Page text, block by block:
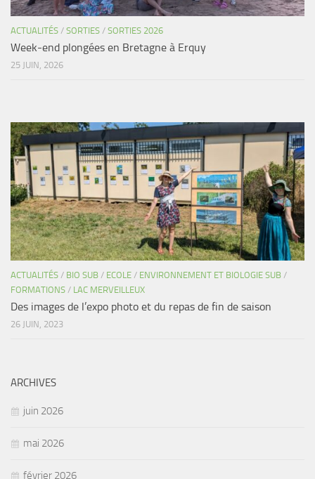
ACTUALITÉS / SORTIES / SORTIES 2026
Week-end plongées en Bretagne à Erquy
25 JUIN, 2026
ACTUALITÉS / BIO SUB / ECOLE / ENVIRONNEMENT ET BIOLOGIE SUB /
FORMATIONS / LAC MERVEILLEUX
Des images de l’expo photo et du repas de fin de saison
26 JUIN, 2023
ARCHIVES
juin 2026
mai 2026
février 2026